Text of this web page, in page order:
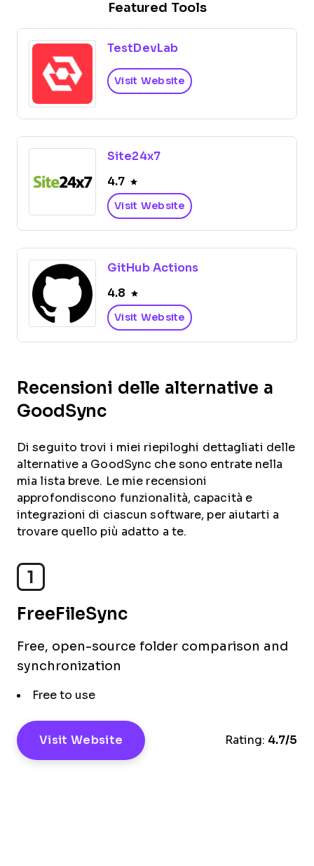
Featured Tools
TestDevLab
Visit Website
Site24x7
4.7
Visit Website
GitHub Actions
4.8
Visit Website
Recensioni delle alternative a
GoodSync
Di seguito trovi i miei riepiloghi dettagliati delle
alternative a GoodSync che sono entrate nella
mia lista breve. Le mie recensioni
approfondiscono funzionalità, capacità e
integrazioni di ciascun software, per aiutarti a
trovare quello più adatto a te.
1
FreeFileSync
Free, open-source folder comparison and
synchronization
Free to use
Visit Website Rating: 4.7/5